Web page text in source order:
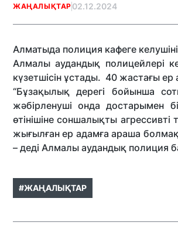
ЖАҢАЛЫҚТАР 02.12.2024
Алматыда полиция кафеге
Алмалы аудандық полицейлері
күзетшісін ұстады. 40 жастағы
“Бұзақылық дерегі бойынша
жәбірленуші онда достарымен
өтінішіне соншалықты
жығылған ер адамға араша болмақ
– деді Алмалы аудандық полиция
#ЖАҢАЛЫҚТАР